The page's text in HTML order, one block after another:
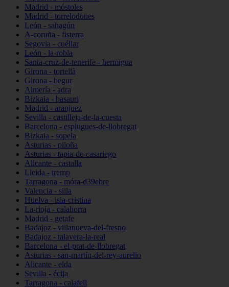
Madrid - móstoles
Madrid - torrelodones
León - sahagún
A-coruña - fisterra
Segovia - cuéllar
León - la-robla
Santa-cruz-de-tenerife - hermigua
Girona - tortellà
Girona - begur
Almería - adra
Bizkaia - basauri
Madrid - aranjuez
Sevilla - castilleja-de-la-cuesta
Barcelona - esplugues-de-llobregat
Bizkaia - sopela
Asturias - piloña
Asturias - tapia-de-casariego
Alicante - castalla
Lleida - tremp
Tarragona - móra-d39ebre
Valencia - silla
Huelva - isla-cristina
La-rioja - calahorra
Madrid - getafe
Badajoz - villanueva-del-fresno
Badajoz - talavera-la-real
Barcelona - el-prat-de-llobregat
Asturias - san-martín-del-rey-aurelio
Alicante - elda
Sevilla - écija
Tarragona - calafell